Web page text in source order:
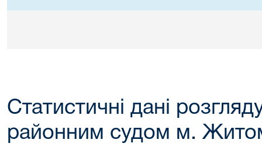
Статистичні дані
районним судом м.